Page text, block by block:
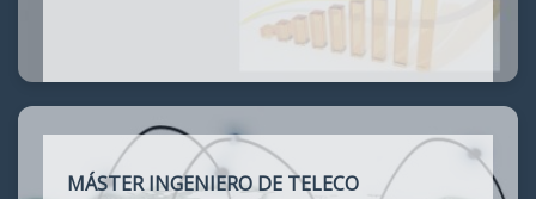
MÁSTER INGENIERO DE TELECO